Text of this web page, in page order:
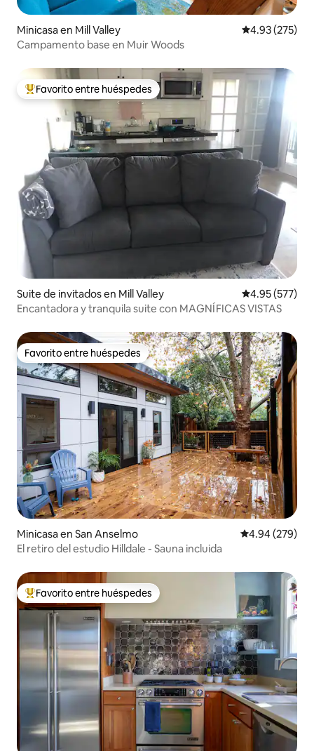
Minicasa en Mill Valley Calificación
4.93 (275)
Campamento base en Muir Woods
Favorito entre huéspedes preferido
Favorito entre huéspedes
Suite de invitados en Mill Valley Calificación
4.95 (577)
Encantadora y tranquila suite con MAGNÍFICAS VISTAS
Favorito entre huéspedes
Favorito entre huéspedes
Minicasa en San Anselmo Calificación
4.94 (279)
El retiro del estudio Hilldale - Sauna incluida
Favorito entre huéspedes preferido
Favorito entre huéspedes